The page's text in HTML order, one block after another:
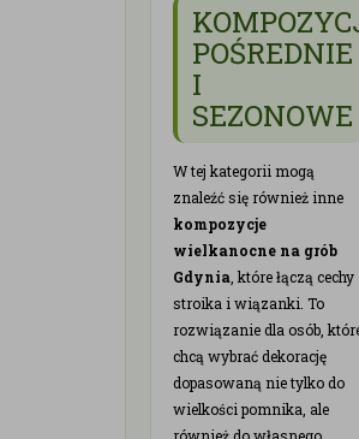
POŚREDNIE
I
SEZONOWE
W tej kategorii mogą
znaleźć się również inne
kompozycje
wielkanocne na grób
Gdynia , które łączą cechy
stroika i wiązanki. To
rozwiązanie dla osób,
chcą wybrać dekorację
dopasowaną nie tylko do
wielkości pomnika, ale